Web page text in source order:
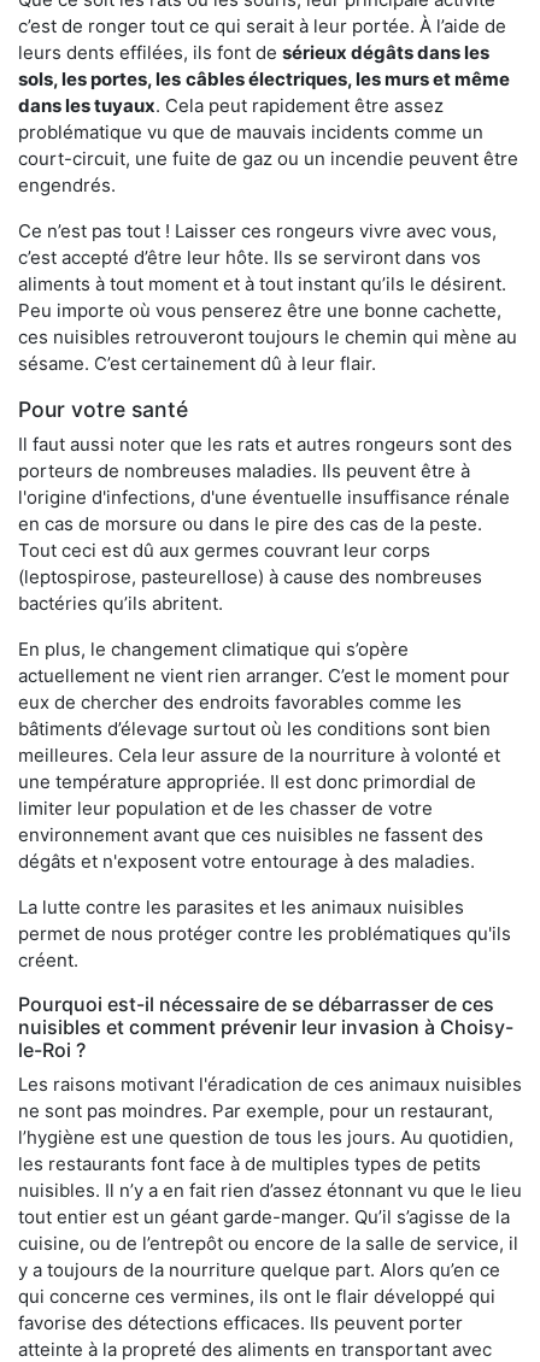
c’est de ronger tout ce qui serait à leur portée. À l’aide de
leurs dents effilées, ils font de sérieux dégâts dans les
sols, les portes, les câbles électriques, les murs et même
dans les tuyaux. Cela peut rapidement être assez
problématique vu que de mauvais incidents comme un
court-circuit, une fuite de gaz ou un incendie peuvent être
engendrés.
Ce n’est pas tout ! Laisser ces rongeurs vivre avec vous,
c’est accepté d’être leur hôte. Ils se serviront dans vos
aliments à tout moment et à tout instant qu’ils le désirent.
Peu importe où vous penserez être une bonne cachette,
ces nuisibles retrouveront toujours le chemin qui mène au
sésame. C’est certainement dû à leur flair.
Pour votre santé
Il faut aussi noter que les rats et autres rongeurs sont des
porteurs de nombreuses maladies. Ils peuvent être à
l'origine d'infections, d'une éventuelle insuffisance rénale
en cas de morsure ou dans le pire des cas de la peste.
Tout ceci est dû aux germes couvrant leur corps
(leptospirose, pasteurellose) à cause des nombreuses
bactéries qu’ils abritent.
En plus, le changement climatique qui s’opère
actuellement ne vient rien arranger. C’est le moment pour
eux de chercher des endroits favorables comme les
bâtiments d’élevage surtout où les conditions sont bien
meilleures. Cela leur assure de la nourriture à volonté et
une température appropriée. Il est donc primordial de
limiter leur population et de les chasser de votre
environnement avant que ces nuisibles ne fassent des
dégâts et n'exposent votre entourage à des maladies.
La lutte contre les parasites et les animaux nuisibles
permet de nous protéger contre les problématiques qu'ils
créent.
Pourquoi est-il nécessaire de se débarrasser de ces
nuisibles et comment prévenir leur invasion à Choisy-
le-Roi ?
Les raisons motivant l'éradication de ces animaux nuisibles
ne sont pas moindres. Par exemple, pour un restaurant,
l’hygiène est une question de tous les jours. Au quotidien,
les restaurants font face à de multiples types de petits
nuisibles. Il n’y a en fait rien d’assez étonnant vu que le lieu
tout entier est un géant garde-manger. Qu’il s’agisse de la
cuisine, ou de l’entrepôt ou encore de la salle de service, il
y a toujours de la nourriture quelque part. Alors qu’en ce
qui concerne ces vermines, ils ont le flair développé qui
favorise des détections efficaces. Ils peuvent porter
atteinte à la propreté des aliments en transportant avec